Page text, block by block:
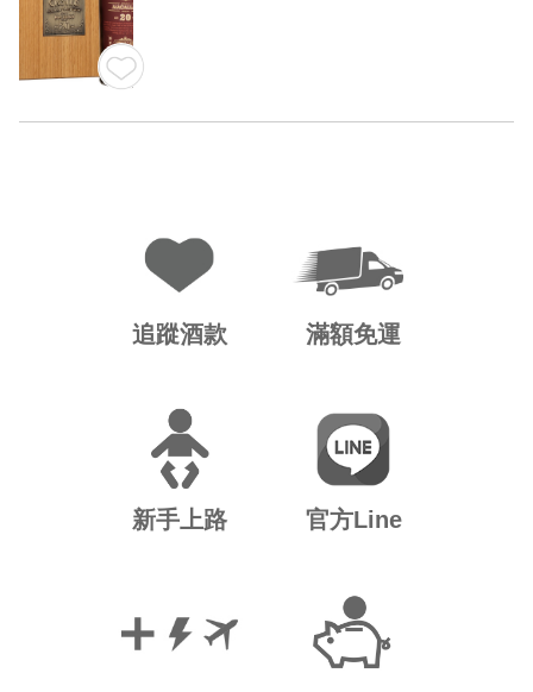
追蹤酒款 滿額免運
新手上路 官方Line